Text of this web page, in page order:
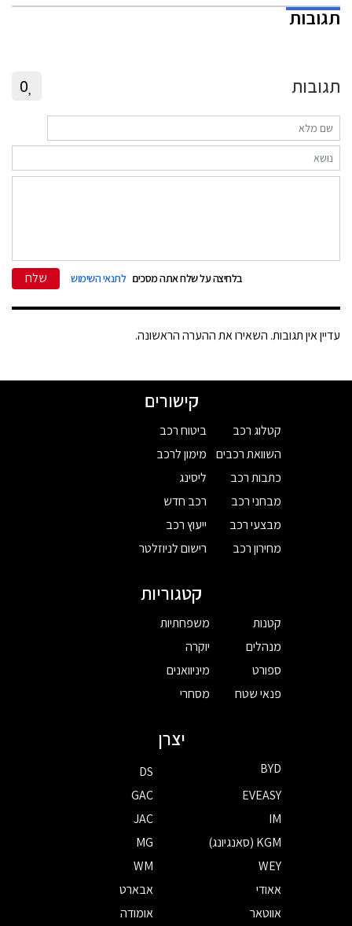
תגובות
תגובות 0
בלחיצה על שלח אתה מסכים לתנאי השימוש שלח
עדיין אין תגובות. השאירו את ההערה הראשונה.
קישורים
קטלוג רכב
השוואת רכבים
כתבות רכב
מבחני רכב
מבצעי רכב
מחירון רכב
ביטוח רכב
מימון לרכב
ליסינג
רכב חדש
ייעוץ רכב
רישום לניוזלטר
קטגוריות
קטנות
מנהלים
ספורט
פנאי שטח
משפחתיות
יוקרה
מיניוואנים
מסחרי
יצרן
BYD
DS
EVEASY
GAC
IM
JAC
KGM (סאנגיונג)
MG
WEY
WM
אאודי
אבארט
אווטאר
אומודה